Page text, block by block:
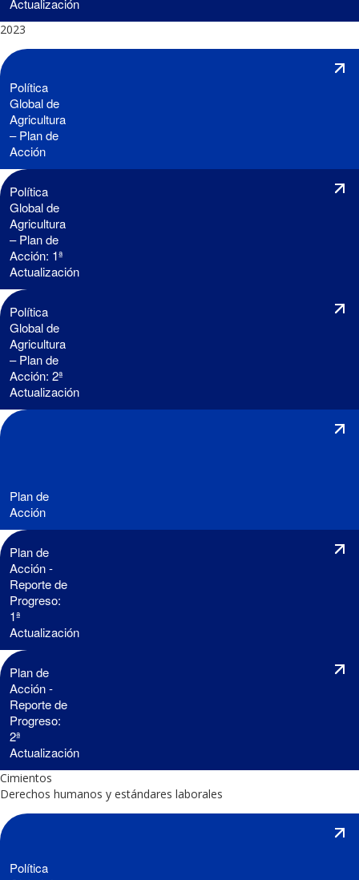
Actualización
2023
Política
Global de
Agricultura
– Plan de
Acción
Política
Global de
Agricultura
– Plan de
Acción: 1ª
Actualización
Política
Global de
Agricultura
– Plan de
Acción: 2ª
Actualización
Plan de
Acción
Plan de
Acción -
Reporte de
Progreso:
1ª
Actualización
Plan de
Acción -
Reporte de
Progreso:
2ª
Actualización
Cimientos
Derechos humanos y estándares laborales
Política